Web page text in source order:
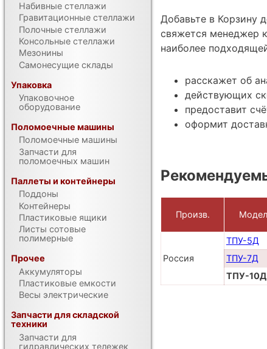
Добавьте в Корзину
свяжется менеджер
наиболее
расскажет об
действующих
предоставит
оформит
Произв.
Россия
ТПУ-5Д
ТПУ-7Д
ТПУ-10Д
Набивные стеллажи
Гравитационные стеллажи
Полочные стеллажи
Консольные стеллажи
Мезонины
Самонесущие склады
Упаковка
Упаковочное
оборудование
Поломоечные машины
Поломоечные машины
Запчасти для
поломоечных машин
Паллеты и контейнеры
Поддоны
Контейнеры
Пластиковые ящики
Листы сотовые
полимерные
Прочее
Аккумуляторы
Пластиковые емкости
Весы электрические
Запчасти для складской
техники
Запчасти для
гидравлических тележек